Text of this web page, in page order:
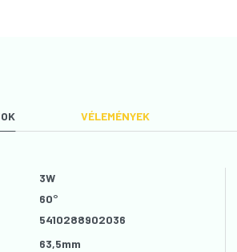
VÉLEMÉNYEK
3W
60°
5410288902036
63,5mm